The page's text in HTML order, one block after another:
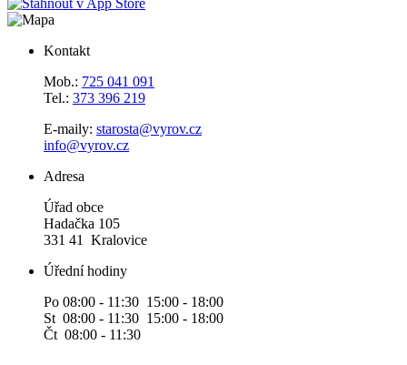
Kontakt
Mob.: 725 041 091
Tel.: 373 396 219
E-maily: starosta@vyrov.cz
info@vyrov.cz
Adresa
Úřad obce
Hadačka 105
331 41 Kralovice
Úřední hodiny
Po 08:00 - 11:30 15:00 - 18:00
St 08:00 - 11:30 15:00 - 18:00
Čt 08:00 - 11:30